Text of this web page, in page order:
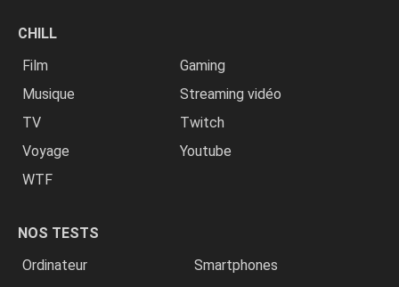
CHILL
Film
Gaming
Musique
Streaming vidéo
TV
Twitch
Voyage
Youtube
WTF
NOS TESTS
Ordinateur
Smartphones